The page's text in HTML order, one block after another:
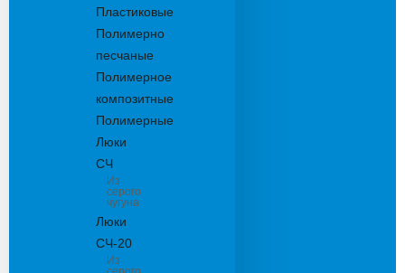
Пластиковые
Полимерно
песчаные
Полимерное
композитные
Полимерные
Люки
СЧ
Из
серого
чугуна
Люки
СЧ-20
Из